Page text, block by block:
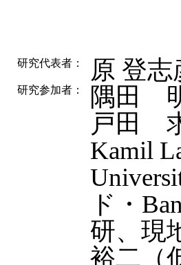
研究代表者： 原 登
研究参加者：
隅田
戸田
Kamil
ド・
研、現
裕二（